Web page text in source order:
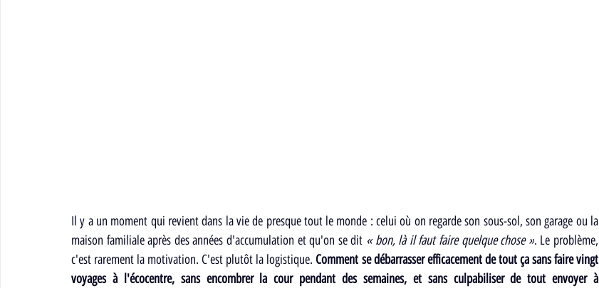
Il y a un moment qui revient dans la vie de presque tout le monde : celui où on regarde son sous-sol, son garage ou la
maison familiale après des années d'accumulation et qu'on se dit « bon, là il faut faire quelque chose ». Le problème,
c'est rarement la motivation. C'est plutôt la logistique. Comment se débarrasser efficacement de tout ça sans faire vingt
voyages à l'écocentre, sans encombrer la cour pendant des semaines, et sans culpabiliser de tout envoyer à